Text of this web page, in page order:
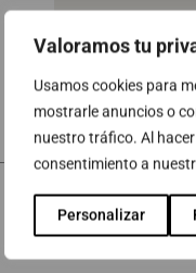
Valoramos tu
Usamos cookies para
mostrarle anuncios o
nuestro tráfico. Al hacer
consentimiento a
Personalizar
Madrid